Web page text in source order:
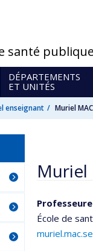
santé publique
DÉPARTEMENTS
ET UNITÉS
enseignant Muriel
Muriel
École de